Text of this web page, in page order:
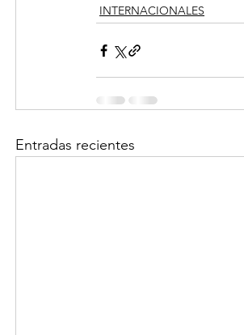
INTERNACIONALES
Entradas recientes